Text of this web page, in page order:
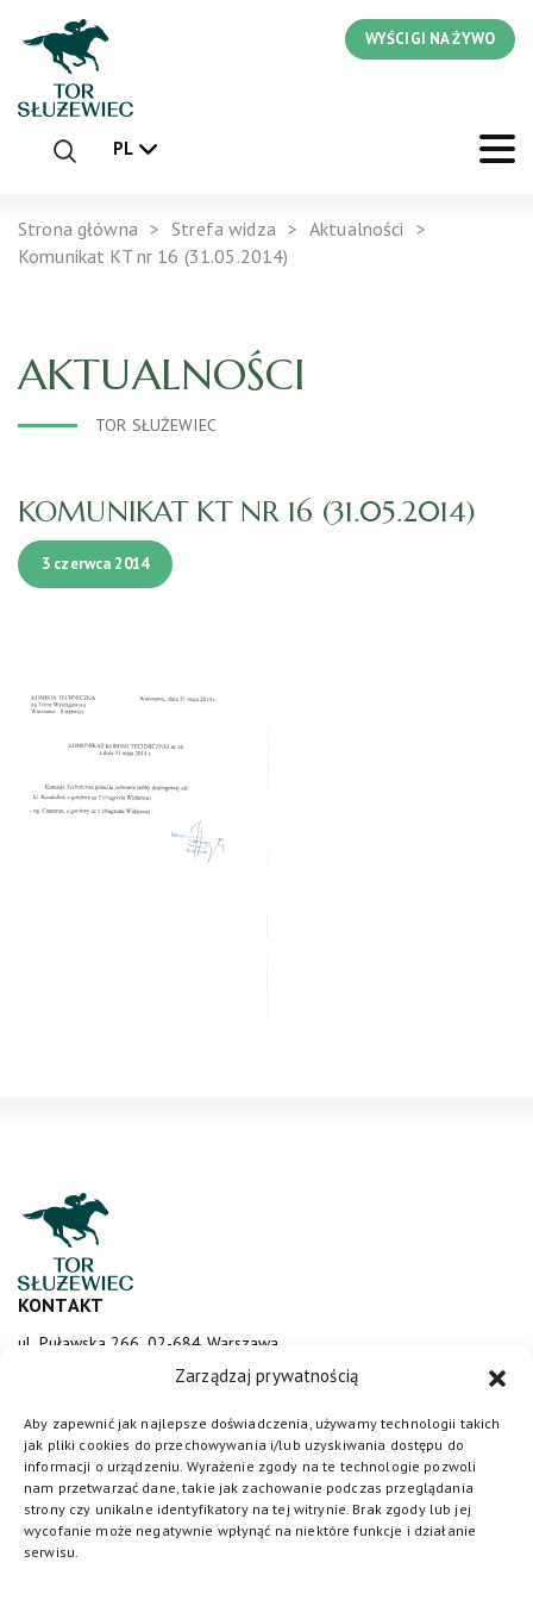
Zarządzaj prywatnością
Aby zapewnić jak najlepsze doświadczenia, używamy technologii takich
jak pliki cookies do przechowywania i/lub uzyskiwania dostępu do
informacji o urządzeniu. Wyrażenie zgody na te technologie pozwoli
nam przetwarzać dane, takie jak zachowanie podczas przeglądania
strony czy unikalne identyfikatory na tej witrynie. Brak zgody lub jej
wycofanie może negatywnie wpłynąć na niektóre funkcje i działanie
serwisu.
WYŚCIGI NA ŻYWO
PL
Strona główna Strefa widza
Aktualności
Komunikat KT nr 16 (31.05.2014)
AKTUALNOŚCI
TOR SŁUŻEWIEC
KOMUNIKAT KT NR 16 (31.05.2014)
3 czerwca 2014
KONTAKT
ul. Puławska 266, 02-684 Warszawa
sluzewiec@totalizator.pl
KONTAKT DLA MEDIÓW
media@torsluzewiec.pl
DOŁĄCZ DO NAS